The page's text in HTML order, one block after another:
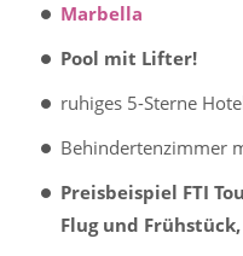
Marbella
Pool mit Lifter!
ruhiges 5-Sterne
Behindertenzimmer
Preisbeispiel FTI
Flug und